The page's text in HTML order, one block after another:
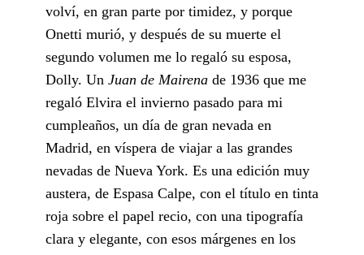
volví, en gran parte por timidez, y porque
Onetti murió, y después de su muerte el
segundo volumen me lo regaló su esposa,
Dolly. Un Juan de Mairena de 1936 que me
regaló Elvira el invierno pasado para mi
cumpleaños, un día de gran nevada en
Madrid, en víspera de viajar a las grandes
nevadas de Nueva York. Es una edición muy
austera, de Espasa Calpe, con el título en tinta
roja sobre el papel recio, con una tipografía
clara y elegante, con esos márgenes en los